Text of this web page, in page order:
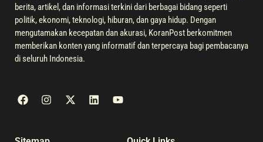
berita, artikel, dan informasi terkini dari berbagai bidang seperti
politik, ekonomi, teknologi, hiburan, dan gaya hidup. Dengan
mengutamakan kecepatan dan akurasi, KoranPost berkomitmen
memberikan konten yang informatif dan terpercaya bagi pembacanya
di seluruh Indonesia.